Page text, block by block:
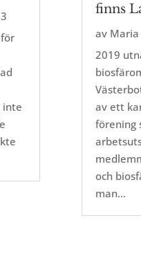
inte
finns
av Maria
2019
av ett
förening
och
man...